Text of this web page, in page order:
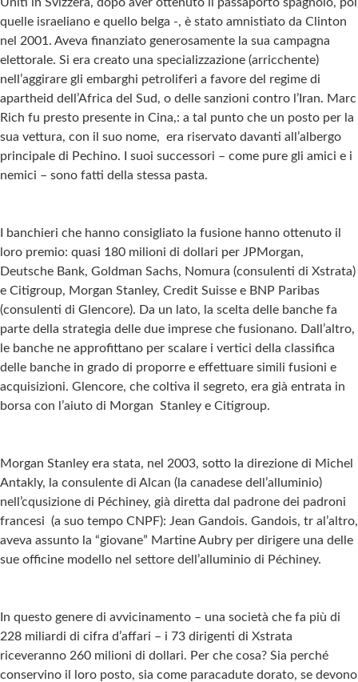
quelle israeliano e quello belga -, è stato amnistiato da Clinton
nel 2001. Aveva finanziato generosamente la sua campagna
elettorale. Si era creato una specializzazione (arricchente)
nell’aggirare gli embarghi petroliferi a favore del regime di
apartheid dell’Africa del Sud, o delle sanzioni contro l’Iran. Marc
Rich fu presto presente in Cina,: a tal punto che un posto per la
sua vettura, con il suo nome, era riservato davanti all’albergo
principale di Pechino. I suoi successori – come pure gli amici e i
nemici – sono fatti della stessa pasta.
I banchieri che hanno consigliato la fusione hanno ottenuto il
loro premio: quasi 180 milioni di dollari per JPMorgan,
Deutsche Bank, Goldman Sachs, Nomura (consulenti di Xstrata)
e Citigroup, Morgan Stanley, Credit Suisse e BNP Paribas
(consulenti di Glencore). Da un lato, la scelta delle banche fa
parte della strategia delle due imprese che fusionano. Dall’altro,
le banche ne approfittano per scalare i vertici della classifica
delle banche in grado di proporre e effettuare simili fusioni e
acquisizioni. Glencore, che coltiva il segreto, era già entrata in
borsa con l’aiuto di Morgan Stanley e Citigroup.
Morgan Stanley era stata, nel 2003, sotto la direzione di Michel
Antakly, la consulente di Alcan (la canadese dell’alluminio)
nell’cqusizione di Péchiney, già diretta dal padrone dei padroni
francesi (a suo tempo CNPF): Jean Gandois. Gandois, tr al’altro,
aveva assunto la “giovane” Martine Aubry per dirigere una delle
sue officine modello nel settore dell’alluminio di Péchiney.
In questo genere di avvicinamento – una società che fa più di
228 miliardi di cifra d’affari – i 73 dirigenti di Xstrata
riceveranno 260 milioni di dollari. Per che cosa? Sia perché
conservino il loro posto, sia come paracadute dorato, se devono